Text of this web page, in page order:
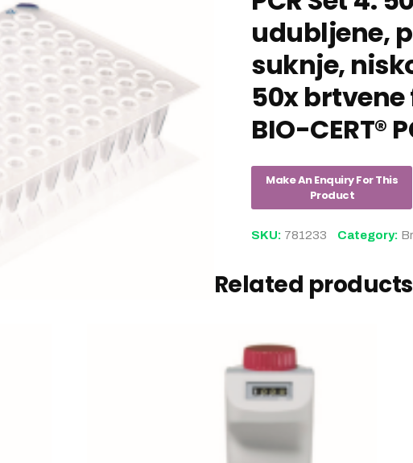
udubljene,
suknje,
50x brtvene
BIO-CERT®
SKU: 781233 Category:
Related products